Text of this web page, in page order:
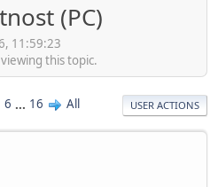
(PC)
11:59:23
this topic.
6 ... 16 All USER ACTIONS